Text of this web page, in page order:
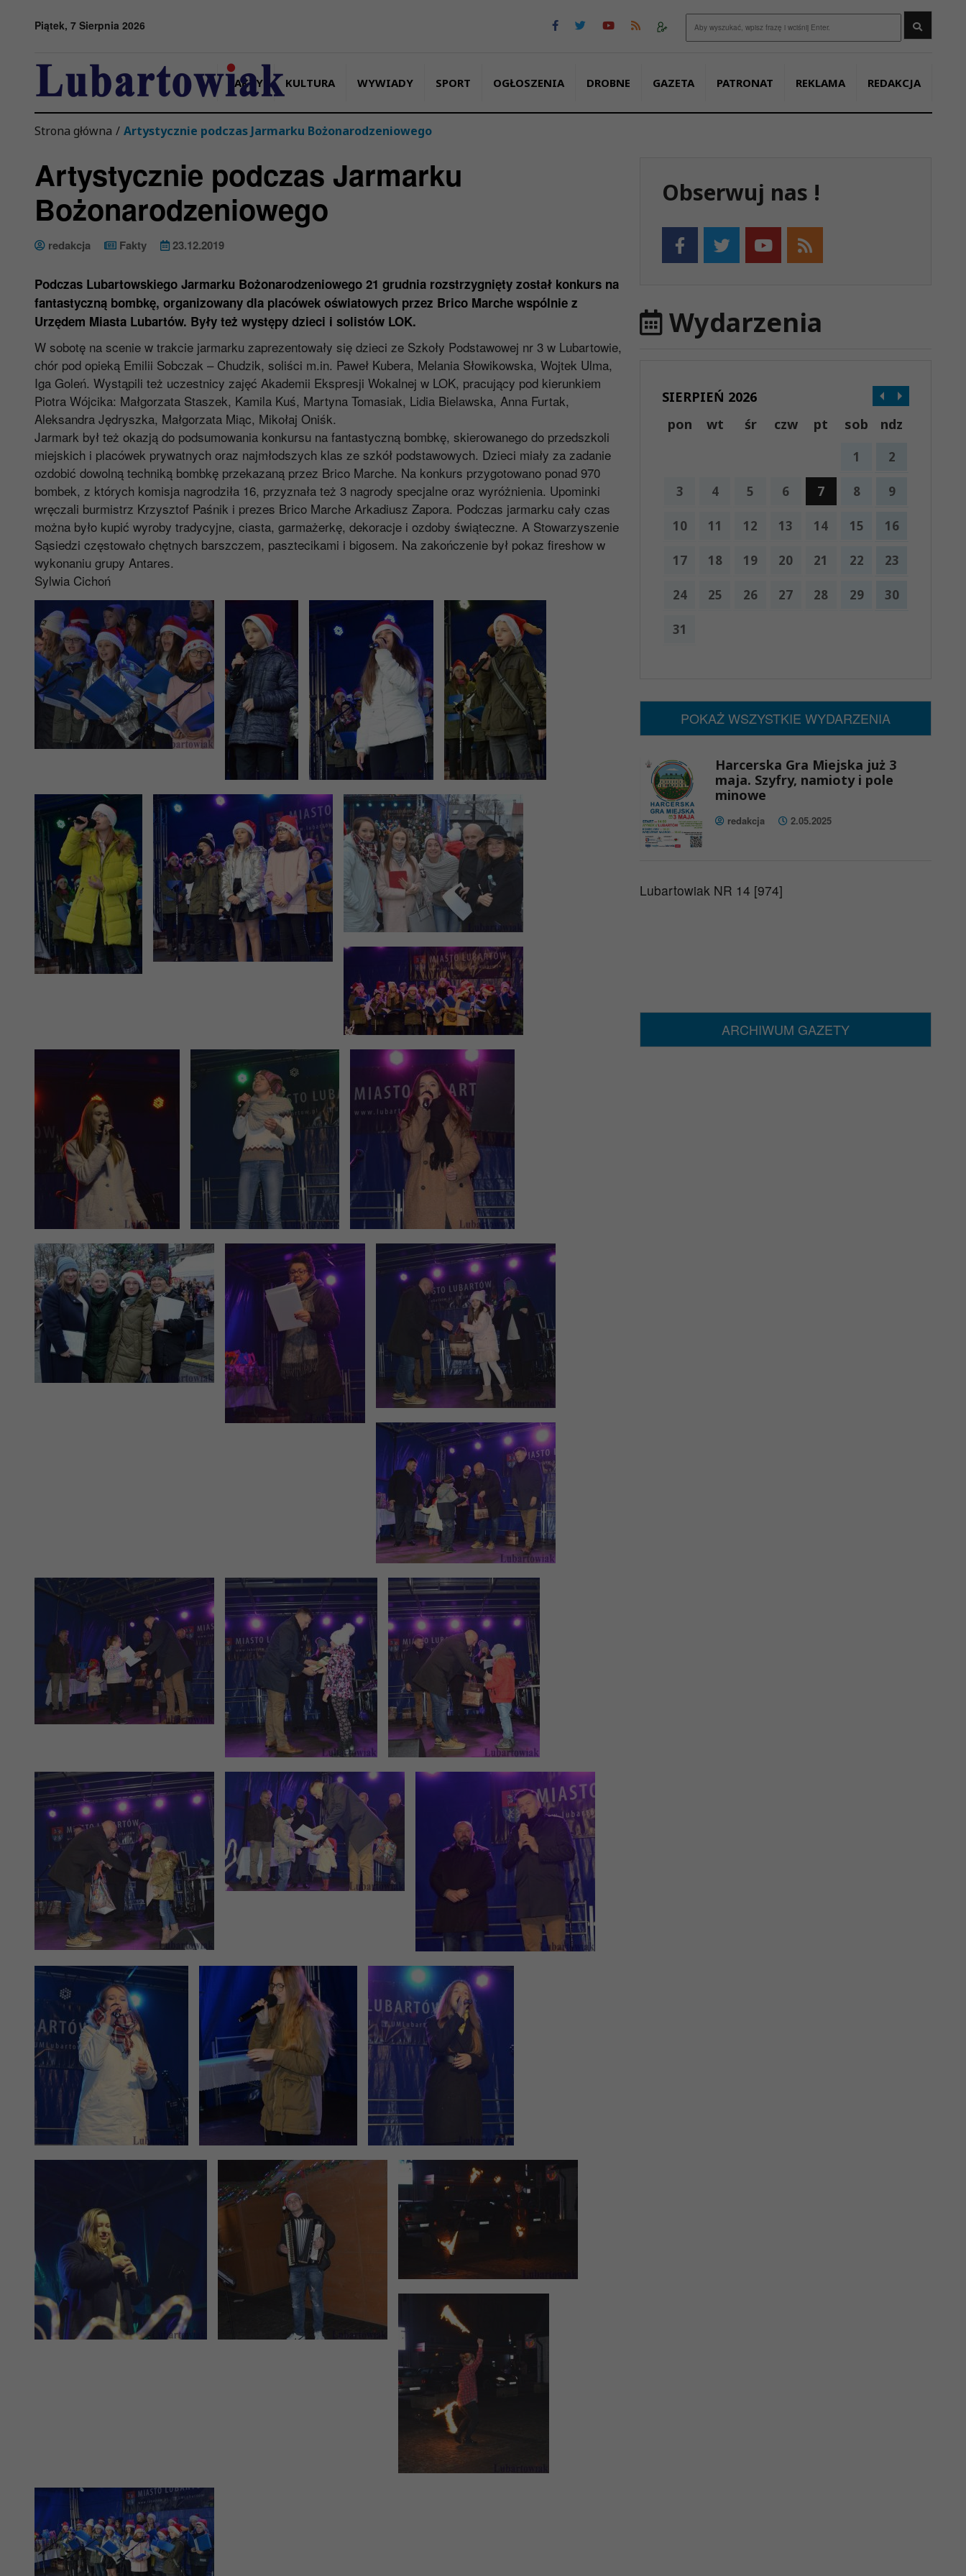
Piątek, 7 Sierpnia 2026
FAKTY KULTURA WYWIADY SPORT OGŁOSZENIA DROBNE GAZETA PATRONAT REKLAMA REDAKCJA
Strona główna / Artystycznie podczas Jarmarku Bożonarodzeniowego
Artystycznie podczas Jarmarku
Bożonarodzeniowego
redakcja Fakty 23.12.2019
Podczas Lubartowskiego Jarmarku Bożonarodzeniowego 21 grudnia rozstrzygnięty został konkurs na
fantastyczną bombkę, organizowany dla placówek oświatowych przez Brico Marche wspólnie z
Urzędem Miasta Lubartów. Były też występy dzieci i solistów LOK.
W sobotę na scenie w trakcie jarmarku zaprezentowały się dzieci ze Szkoły Podstawowej nr 3 w Lubartowie,
chór pod opieką Emilii Sobczak – Chudzik, soliści m.in. Paweł Kubera, Melania Słowikowska, Wojtek Ulma,
Iga Goleń. Wystąpili też uczestnicy zajęć Akademii Ekspresji Wokalnej w LOK, pracujący pod kierunkiem
Piotra Wójcika: Małgorzata Staszek, Kamila Kuś, Martyna Tomasiak, Lidia Bielawska, Anna Furtak,
Aleksandra Jędryszka, Małgorzata Miąc, Mikołaj Oniśk.
Jarmark był też okazją do podsumowania konkursu na fantastyczną bombkę, skierowanego do przedszkoli
miejskich i placówek prywatnych oraz najmłodszych klas ze szkół podstawowych. Dzieci miały za zadanie
ozdobić dowolną techniką bombkę przekazaną przez Brico Marche. Na konkurs przygotowano ponad 970
bombek, z których komisja nagrodziła 16, przyznała też 3 nagrody specjalne oraz wyróżnienia. Upominki
wręczali burmistrz Krzysztof Paśnik i prezes Brico Marche Arkadiusz Zapora. Podczas jarmarku cały czas
można było kupić wyroby tradycyjne, ciasta, garmażerkę, dekoracje i ozdoby świąteczne. A Stowarzyszenie
Sąsiedzi częstowało chętnych barszczem, pasztecikami i bigosem. Na zakończenie był pokaz fireshow w
wykonaniu grupy Antares.
Sylwia Cichoń
Obserwuj nas !
Wydarzenia
SIERPIEŃ 2026
pon
wt śr czw pt sob ndz
1 2
3 4 5 6 7 8 9
10 11 12 13 14 15 16
17 18 19 20 21 22 23
24 25 26 27 28 29 30
31
POKAŻ WSZYSTKIE WYDARZENIA
Harcerska Gra Miejska już 3
maja. Szyfry, namioty i pole
minowe
redakcja 2.05.2025
Lubartowiak NR 14 [974]
ARCHIWUM GAZETY